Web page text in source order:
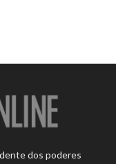
dos poderes